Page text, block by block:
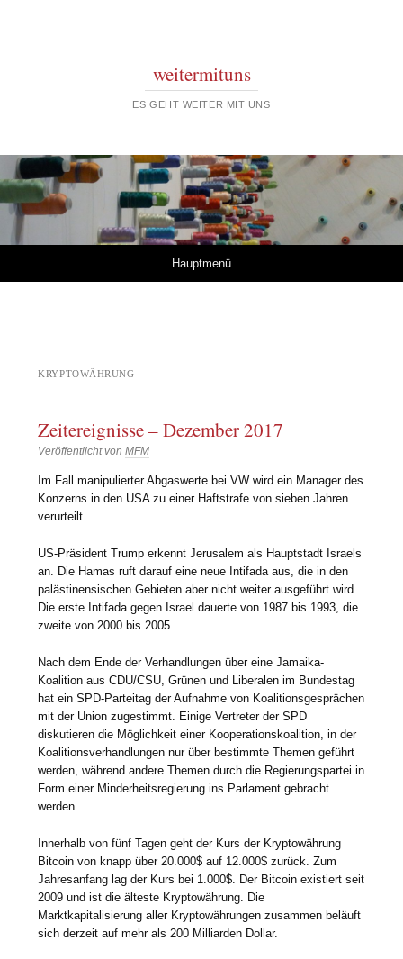
weitermituns
ES GEHT WEITER MIT UNS
Hauptmenü
KRYPTOWÄHRUNG
Zeitereignisse – Dezember 2017
Veröffentlicht vonMFM
Im Fall manipulierter Abgaswerte bei VW wird ein Manager des
Konzerns in den USA zu einer Haftstrafe von sieben Jahren
verurteilt.
US-Präsident Trump erkennt Jerusalem als Hauptstadt Israels
an. Die Hamas ruft darauf eine neue Intifada aus, die in den
palästinensischen Gebieten aber nicht weiter ausgeführt wird.
Die erste Intifada gegen Israel dauerte von 1987 bis 1993, die
zweite von 2000 bis 2005.
Nach dem Ende der Verhandlungen über eine Jamaika-
Koalition aus CDU/CSU, Grünen und Liberalen im Bundestag
hat ein SPD-Parteitag der Aufnahme von Koalitionsgesprächen
mit der Union zugestimmt. Einige Vertreter der SPD
diskutieren die Möglichkeit einer Kooperationskoalition, in der
Koalitionsverhandlungen nur über bestimmte Themen geführt
werden, während andere Themen durch die Regierungspartei in
Form einer Minderheitsregierung ins Parlament gebracht
werden.
Innerhalb von fünf Tagen geht der Kurs der Kryptowährung
Bitcoin von knapp über 20.000$ auf 12.000$ zurück. Zum
Jahresanfang lag der Kurs bei 1.000$. Der Bitcoin existiert seit
2009 und ist die älteste Kryptowährung. Die
Marktkapitalisierung aller Kryptowährungen zusammen beläuft
sich derzeit auf mehr als 200 Milliarden Dollar.